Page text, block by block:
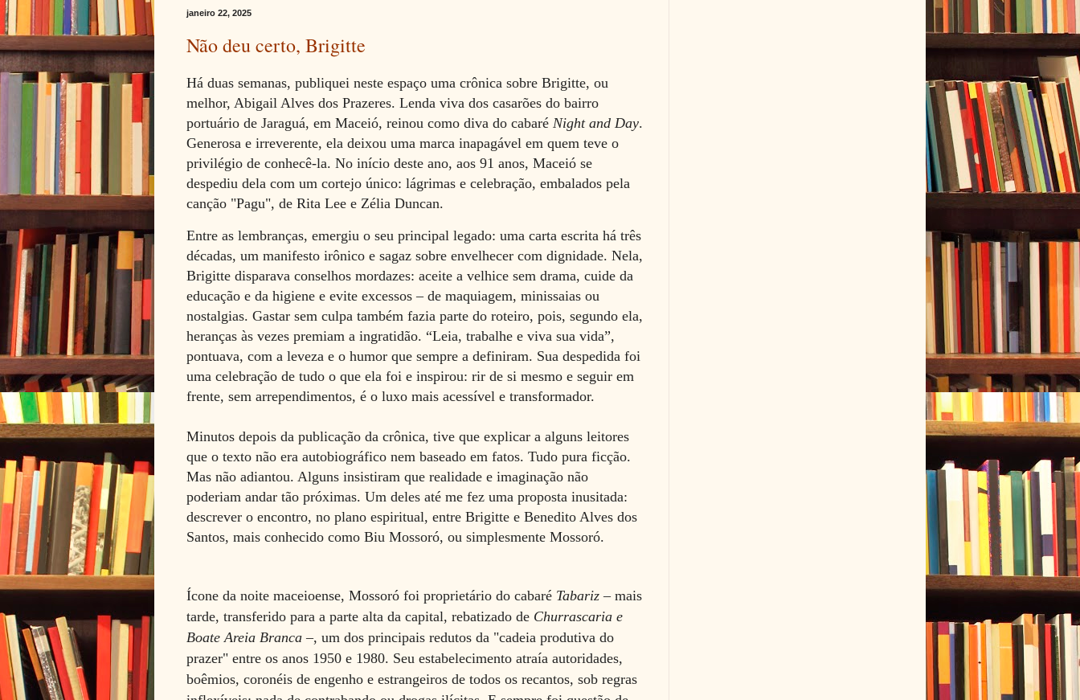
janeiro 22, 2025
Não deu certo, Brigitte
Há duas semanas, publiquei neste espaço uma crônica sobre Brigitte, ou
melhor, Abigail Alves dos Prazeres. Lenda viva dos casarões do bairro
portuário de Jaraguá, em Maceió, reinou como diva do cabaré Night and Day.
Generosa e irreverente, ela deixou uma marca inapagável em quem teve o
privilégio de conhecê-la. No início deste ano, aos 91 anos, Maceió se
despediu dela com um cortejo único: lágrimas e celebração, embalados pela
canção "Pagu", de Rita Lee e Zélia Duncan.
Entre as lembranças, emergiu o seu principal legado: uma carta escrita há três
décadas, um manifesto irônico e sagaz sobre envelhecer com dignidade. Nela,
Brigitte disparava conselhos mordazes: aceite a velhice sem drama, cuide da
educação e da higiene e evite excessos – de maquiagem, minissaias ou
nostalgias. Gastar sem culpa também fazia parte do roteiro, pois, segundo ela,
heranças às vezes premiam a ingratidão. “Leia, trabalhe e viva sua vida”,
pontuava, com a leveza e o humor que sempre a definiram. Sua despedida foi
uma celebração de tudo o que ela foi e inspirou: rir de si mesmo e seguir em
frente, sem arrependimentos, é o luxo mais acessível e transformador.
Minutos depois da publicação da crônica, tive que explicar a alguns leitores
que o texto não era autobiográfico nem baseado em fatos. Tudo pura ficção.
Mas não adiantou. Alguns insistiram que realidade e imaginação não
poderiam andar tão próximas. Um deles até me fez uma proposta inusitada:
descrever o encontro, no plano espiritual, entre Brigitte e Benedito Alves dos
Santos, mais conhecido como Biu Mossoró, ou simplesmente Mossoró.
Ícone da noite maceioense, Mossoró foi proprietário do cabaré Tabariz – mais
tarde, transferido para a parte alta da capital, rebatizado de Churrascaria e
Boate Areia Branca –, um dos principais redutos da "cadeia produtiva do
prazer" entre os anos 1950 e 1980. Seu estabelecimento atraía autoridades,
boêmios, coronéis de engenho e estrangeiros de todos os recantos, sob regras